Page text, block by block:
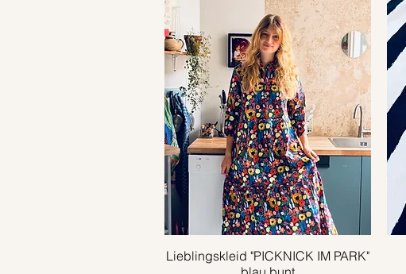
Schnellansicht
Lieblingskleid "PICKNICK IM PARK"